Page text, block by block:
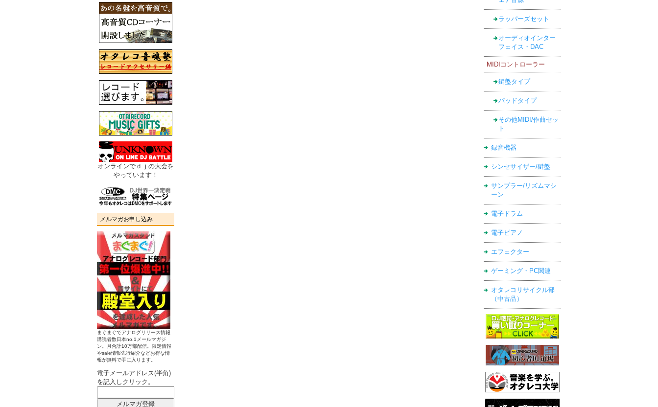
オンラインでｄｊの大会を
やっています！
メルマガお申し込み
まぐまぐでアナログリリース情報
購読者数日本no.1メールマガジ
ン。月合計10万部配信。限定情報
やsale情報先行紹介などお得な情
報が無料で手に入ります。
電子メールアドレス(半角)
を記入しクリック。
ラッパーズセット
オーディオインター
フェイス・DAC
MIDIコントローラー
鍵盤タイプ
パッドタイプ
その他MIDI/作曲セッ
ト
録音機器
シンセサイザー/鍵盤
サンプラー/リズムマシ
ーン
電子ドラム
電子ピアノ
エフェクター
ゲーミング・PC関連
オタレコリサイクル部
（中古品）